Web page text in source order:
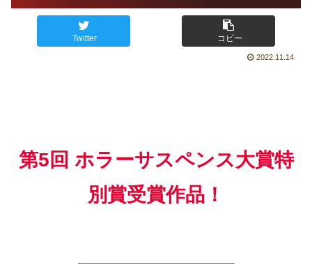
Twitter コピー
2022.11.14
第5回 ホラーサスペンス大賞特
別賞受賞作品！